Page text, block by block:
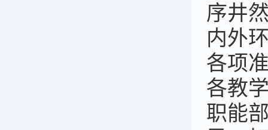
序井
内外
各项
各教
职能